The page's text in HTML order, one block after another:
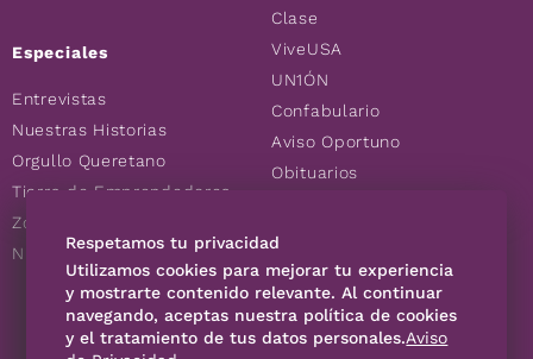
Especiales
Entrevistas
Nuestras Historias
Orgullo Queretano
Tierra de Emprendedores
Zoociales
Nuevos Queretanos
Clase
ViveUSA
UN1ÓN
Confabulario
Aviso Oportuno
Obituarios
Consultas
SÍGUENOS
Respetamos tu privacidad
Utilizamos cookies para mejorar tu experiencia
y mostrarte contenido relevante. Al continuar
navegando, aceptas nuestra política de cookies
y el tratamiento de tus datos personales.Aviso